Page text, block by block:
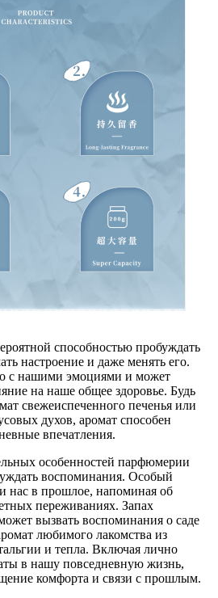
способностью пробуждать
настроение и даже менять его.
с нашими эмоциями и может
на наше общее здоровье. Будь
свежеиспеченного печенья или
духов, аромат способен
впечатления.
особенностей парфюмерии
воспоминания. Особый
нас в прошлое, напоминая об
переживаниях. Запах
вызвать воспоминания о саде
любимого лакомства из
и тепла. Включая лично
в нашу повседневную жизнь,
комфорта и связи с прошлым.